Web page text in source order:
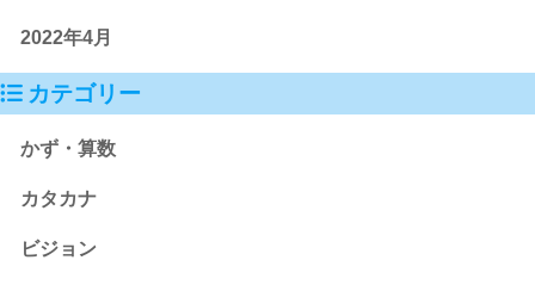
2022年4月
カテゴリー
かず・算数
カタカナ
ビジョン